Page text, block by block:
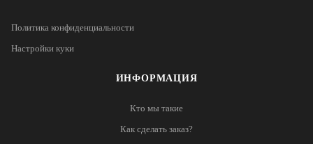
ИНФОРМАЦИЯ
Кто мы такие
Как сделать заказ?
Политика конфиденциальности
Настройки куки